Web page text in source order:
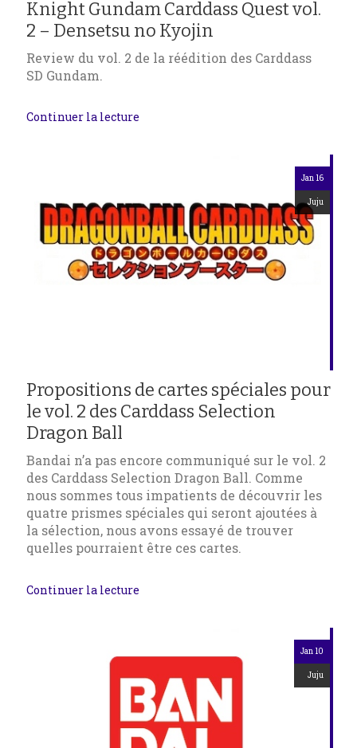
Knight Gundam Carddass Quest vol.
2 – Densetsu no Kyojin
Review du vol. 2 de la réédition des Carddass
SD Gundam.
Continuer la lecture
Jan 16
Juju
Propositions de cartes spéciales pour
le vol. 2 des Carddass Selection
Dragon Ball
Bandai n’a pas encore communiqué sur le vol. 2
des Carddass Selection Dragon Ball. Comme
nous sommes tous impatients de découvrir les
quatre prismes spéciales qui seront ajoutées à
la sélection, nous avons essayé de trouver
quelles pourraient être ces cartes.
Continuer la lecture
Jan 10
Juju